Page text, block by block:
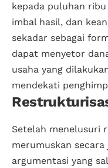
kepada puluhan
imbal hasil, dan
sekadar sebagai
dapat menyetor
usaha yang
mendekati
Setelah menelusuri
merumuskan
argumentasi yang